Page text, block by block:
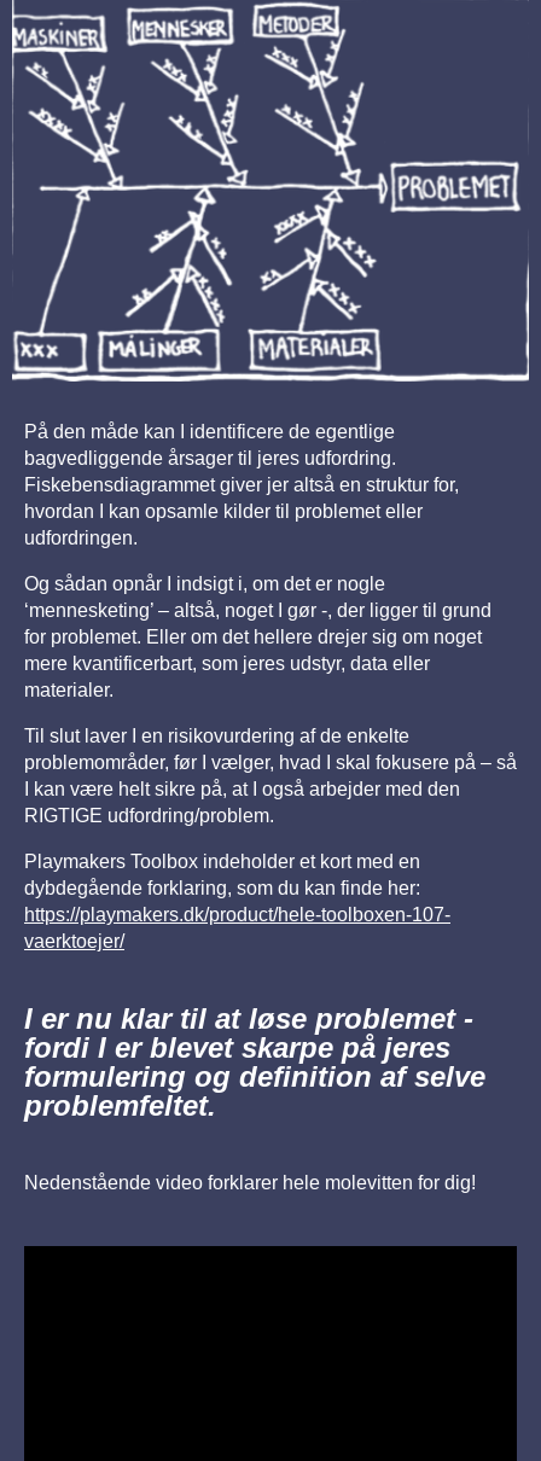
På den måde kan I identificere de egentlige
bagvedliggende årsager til jeres udfordring.
Fiskebensdiagrammet giver jer altså en struktur for,
hvordan I kan opsamle kilder til problemet eller
udfordringen.
Og sådan opnår I indsigt i, om det er nogle
‘mennesketing’ – altså, noget I gør -, der ligger til grund
for problemet. Eller om det hellere drejer sig om noget
mere kvantificerbart, som jeres udstyr, data eller
materialer.
Til slut laver I en risikovurdering af de enkelte
problemområder, før I vælger, hvad I skal fokusere på – så
I kan være helt sikre på, at I også arbejder med den
RIGTIGE udfordring/problem.
Playmakers Toolbox indeholder et kort med en
dybdegående forklaring, som du kan finde her:
https://playmakers.dk/product/hele-toolboxen-107-
vaerktoejer/
I er nu klar til at løse problemet -
fordi I er blevet skarpe på jeres
formulering og definition af selve
problemfeltet.
Nedenstående video forklarer hele molevitten for dig!